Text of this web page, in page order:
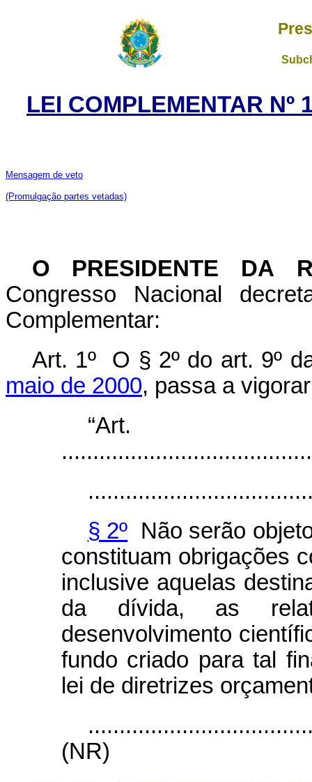
LEI COMPLEMENTAR Nº
Mensagem de veto
(Promulgação partes vetadas)
O PRESIDENTE DA
Congresso Nacional
Complementar:
Art. 1º O § 2º do art. 9º
maio de 2000, passa a
§ 2º Não serão
constituam obrigações
inclusive aquelas
da dívida, as
desenvolvimento
fundo criado para tal
lei de diretrizes
(NR)